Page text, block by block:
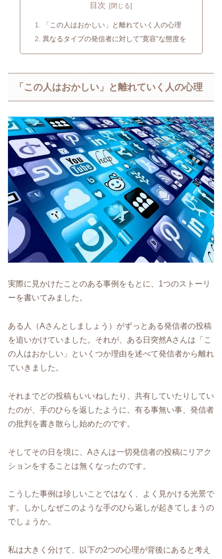
目次
「この人はおかしい」と離れていく人の心理
異なるタイプの発信者に対して”寛容”な態度を
「この人はおかしい」と離れていく人の心理
実際に見かけたことのある事例をもとに、1つのストーリ
ーを書いてみました。
ある人（Aさんとしましょう）がずっとある発信者の投稿
を追いかけていました。それが、ある日突然Aさんは「こ
の人はおかしい」といくつか理由を述べて発信者から離れ
ていきました。
それまでどの投稿もいいねしたり、共有していたりしてい
たのが、手のひらを返したように、有る事無い事、発信者
の批判を書き散らし始めたのです。
そしてその日を境に、Aさんは一切発信者の投稿にリアク
ションをすることは無くなったのです。
こうした事例は珍しいことではなく、よく見かける光景で
す。しかしなぜこのような手のひら返しが起きてしまうの
でしょうか。
私は大きく分けて、以下の2つの心理が背後にあると考え